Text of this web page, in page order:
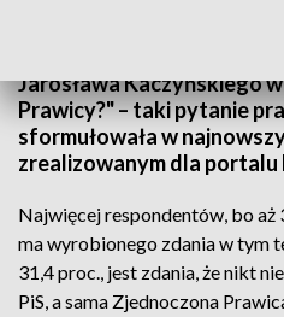
Jarosława Kaczyńskiego
Prawicy?" – taki pytanie
sformułowała w
zrealizowanym dla portalu
Najwięcej respondentów, bo aż
ma wyrobionego zdania w tym
31,4 proc., jest zdania, że nikt
PiS, a sama Zjednoczona